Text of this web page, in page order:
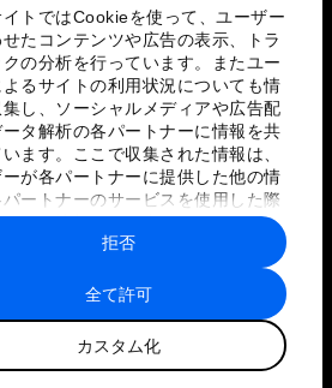
イトではCookieを使って、ユーザー
たコンテンツや広告の表示、トラ
の分析を行っています。またユー
るサイトの利用状況についても情
し、ソーシャルメディアや広告配
タ解析の各パートナーに情報を共
ます。ここで収集された情報は、
が各パートナーに提供した他の情
ートナーのサービスを使用した際
された情報と組み合わされ、各パー
よって使用されることがありま
全て許可
カスタム化
拒否
ーポリシーと利用規約
サイトマップ
世界経済フォーラム